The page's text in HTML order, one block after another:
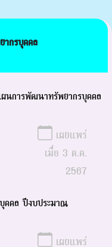
ากรบุคคล
นการพัฒนาทรัพยากรบุคคล
เผยแพร่
เมื่อ 3 ต.ค.
2567
คคล ปีงบประมาณ
เผยแพร่